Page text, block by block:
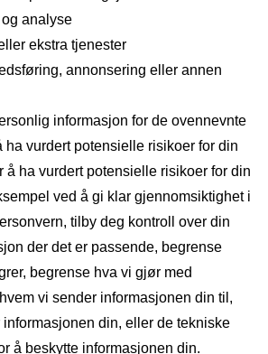
analyse
ekstra tjenester
annonsering eller annen
informasjon for de ovennevnte
ha vurdert potensielle risikoer for din
å ha vurdert potensielle risikoer for din
ved å gi klar gjennomsiktighet i
tilby deg kontroll over din
der det er passende, begrense
begrense hva vi gjør med
vi sender informasjonen din til,
din, eller de tekniske
å beskytte informasjonen din.